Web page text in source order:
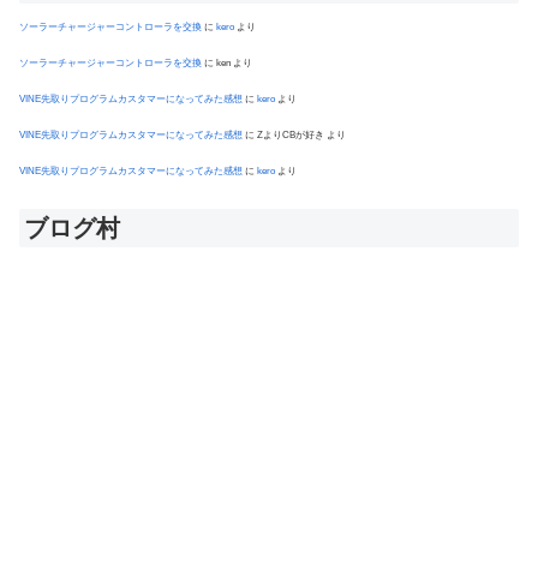
ソーラーチャージャーコントローラを交換 に kero より
ソーラーチャージャーコントローラを交換 に ken より
VINE先取りプログラムカスタマーになってみた感想 に kero より
VINE先取りプログラムカスタマーになってみた感想 に ZよりCBが好き より
VINE先取りプログラムカスタマーになってみた感想 に kero より
ブログ村